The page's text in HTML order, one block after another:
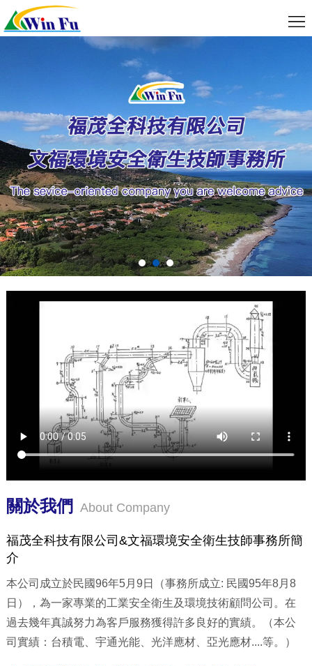
關
们
項
目
新
消
息
聯
絡
我
們
線
上
預
約
資
料
下
載
關於我們 About Company
福茂全科技有限公司&文福環境安全衛生技師事務所簡
介
本公司成立於民國96年5月9日（事務所成立: 民國95年8月8
日），為一家專業的工業安全衛生及環境技術顧問公司。在
過去幾年真誠努力為客戶服務獲得許多良好的實績。（本公
司實績：台積電、宇通光能、光洋應材、亞光應材....等。）